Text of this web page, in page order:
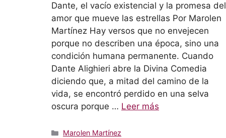
Dante, el vacío existencial y la promesa del
amor que mueve las estrellas Por Marolen
Martínez Hay versos que no envejecen
porque no describen una época, sino una
condición humana permanente. Cuando
Dante Alighieri abre la Divina Comedia
diciendo que, a mitad del camino de la
vida, se encontró perdido en una selva
oscura porque … Leer más
Categorías
Marolen Martínez